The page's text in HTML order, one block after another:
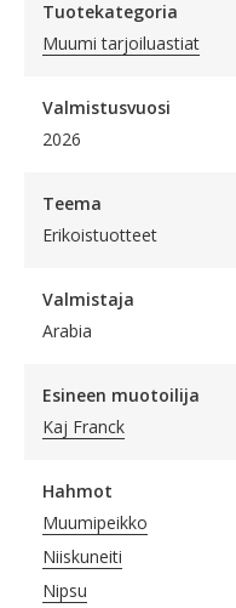
Tuotekategoria
Muumi tarjoiluastiat
Valmistusvuosi
2026
Teema
Erikoistuotteet
Valmistaja
Arabia
Esineen muotoilija
Kaj Franck
Hahmot
Muumipeikko
Niiskuneiti
Nipsu